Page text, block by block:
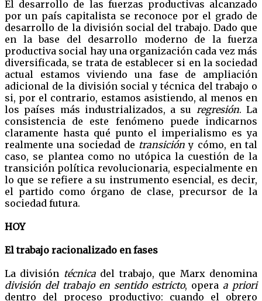
El desarrollo de las fuerzas productivas alcanzado
por un país capitalista se reconoce por el grado de
desarrollo de la división social del trabajo. Dado que
en la base del desarrollo moderno de la fuerza
productiva social hay una organización cada vez más
diversificada, se trata de establecer si en la sociedad
actual estamos viviendo una fase de ampliación
adicional de la división social y técnica del trabajo o
si, por el contrario, estamos asistiendo, al menos en
los países más industrializados, a su regresión. La
consistencia de este fenómeno puede indicarnos
claramente hasta qué punto el imperialismo es ya
realmente una sociedad de transición y cómo, en tal
caso, se plantea como no utópica la cuestión de la
transición política revolucionaria, especialmente en
lo que se refiere a su instrumento esencial, es decir,
el partido como órgano de clase, precursor de la
sociedad futura.
HOY
El trabajo racionalizado en fases
La división técnicadel trabajo, que Marx denomina
división del trabajo en sentido estricto, opera a priori
dentro del proceso productivo: cuando el obrero